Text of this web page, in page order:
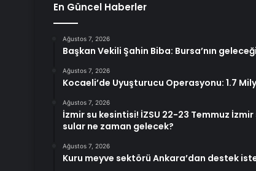
En Güncel Haberler
Ağustos 7, 2026
Başkan Vekili Şahin Biba: Bursa’nın
Ağustos 7, 2026
Kocaeli’de Uyuşturucu Operasyonu: 1.7
Ağustos 7, 2026
İzmir su kesintisi! İZSU 22-23 Temmuz
sular ne zaman gelecek?
Ağustos 7, 2026
Kuru meyve sektörü Ankara’dan destek